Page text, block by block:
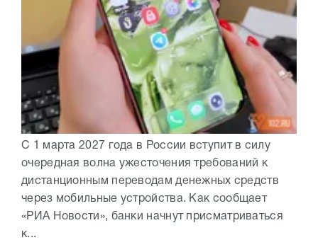
С 1 марта 2027 года в России вступит в силу
очередная волна ужесточения требований к
дистанционным переводам денежных средств
через мобильные устройства. Как сообщает
«РИА Новости», банки начнут присматриваться
к...